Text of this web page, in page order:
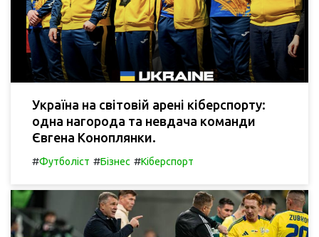
Україна на світовій арені кіберспорту:
одна нагорода та невдача команди
Євгена Коноплянки.
#Футболіст #Бізнес #Кіберспорт